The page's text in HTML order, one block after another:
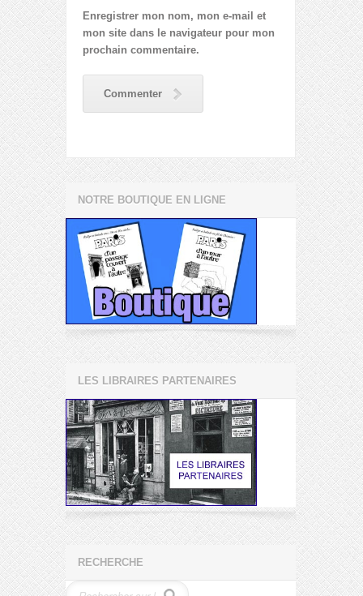
Enregistrer mon nom, mon e-mail et
mon site dans le navigateur pour mon
prochain commentaire.
Commenter
NOTRE BOUTIQUE EN LIGNE
LES LIBRAIRES PARTENAIRES
RECHERCHE